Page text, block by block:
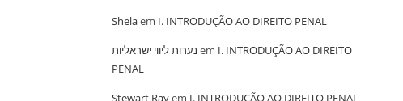
Shelaem I. INTRODUÇÃO AO DIREITO PENAL
נערות ליווי ישראליות em I. INTRODUÇÃO AO DIREITO
PENAL
Stewart Rayem I. INTRODUÇÃO AO DIREITO PENAL